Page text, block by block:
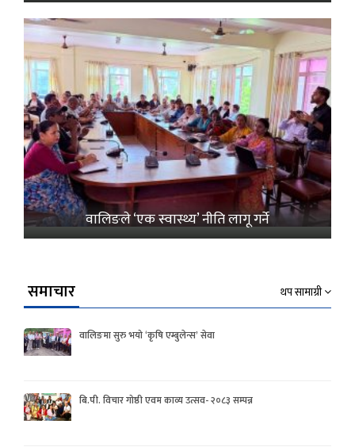
वालिङले ‘एक स्वास्थ्य’ नीति लागू गर्ने
समाचार थप सामाग्री
वालिङमा सुरु भयो ‘कृषि एम्बुलेन्स’ सेवा
बि.पी. विचार गोष्ठी एवम काव्य उत्सव- २०८३ सम्पन्न